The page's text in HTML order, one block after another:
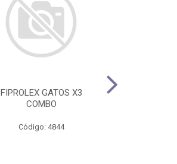
FIPROLEX GATOS X3
COMBO
Código: 4844